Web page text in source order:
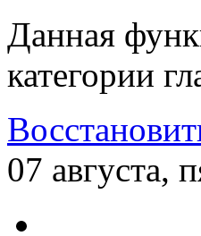
Данная
категории
07 августа,